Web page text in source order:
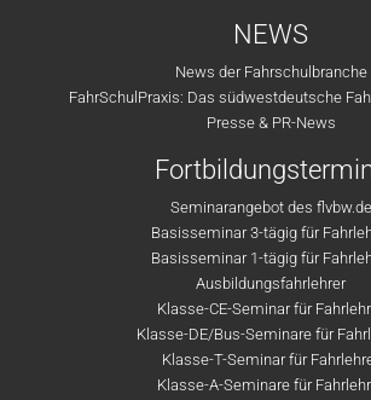
NEWS
News der Fahrschulbranche
FahrSchulPraxis: Das südwestdeutsche
Presse & PR-News
Seminarangebot des flvbw.de
Basisseminar 3-tägig für
Basisseminar 1-tägig für
Ausbildungsfahrlehrer
Klasse-CE-Seminar für
Klasse-DE/Bus-Seminare für
Klasse-T-Seminar für
Klasse-A-Seminare für